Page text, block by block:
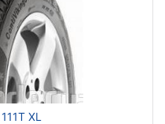
XL
Подобрать